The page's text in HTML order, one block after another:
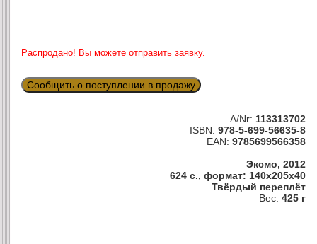
Распродано! Вы можете отправить заявку.
Сообщить о поступлении в продажу
A/Nr: 113313702
ISBN: 978-5-699-56635-8
EAN: 9785699566358
Эксмо, 2012
624 с., формат: 140x205x40
Твёрдый переплёт
Вес: 425 г